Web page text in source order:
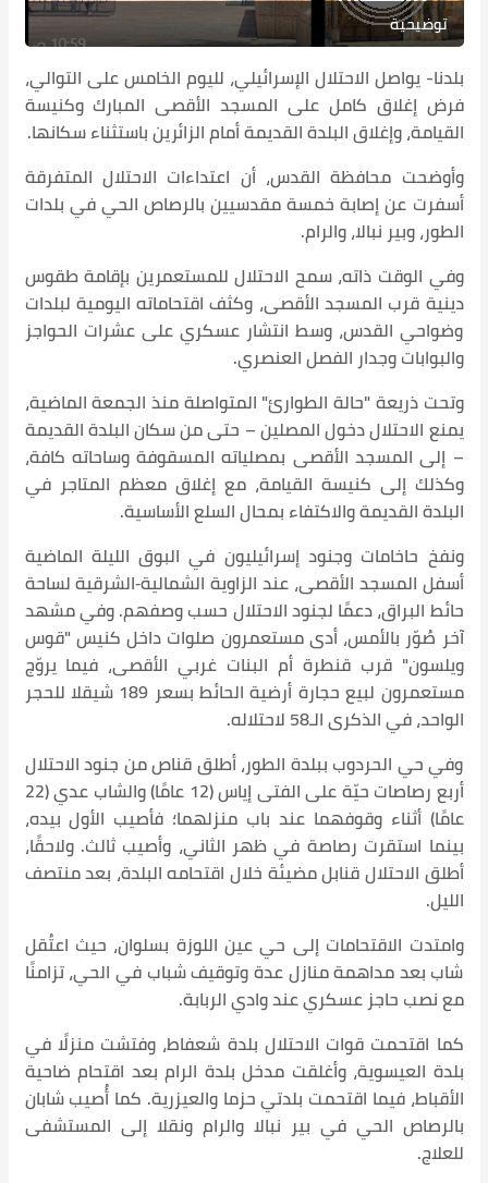
توضيحية
بلدنا- يواصل الاحتلال الإسرائيلي، لليوم الخامس على التوالي،
فرض إغلاق كامل على المسجد الأقصى المبارك وكنيسة
القيامة، وإغلاق البلدة القديمة أمام الزائرين باستثناء سكانها.
وأوضحت محافظة القدس، أن اعتداءات الاحتلال المتفرقة
أسفرت عن إصابة خمسة مقدسيين بالرصاص الحي في بلدات
الطور، وبير نبالا، والرام.
وفي الوقت ذاته، سمح الاحتلال للمستعمرين بإقامة طقوس
دينية قرب المسجد الأقصى، وكثف اقتحاماته اليومية لبلدات
وضواحي القدس، وسط انتشار عسكري على عشرات الحواجز
والبوابات وجدار الفصل العنصري.
وتحت ذريعة "حالة الطوارئ" المتواصلة منذ الجمعة الماضية،
يمنع الاحتلال دخول المصلين – حتى من سكان البلدة القديمة
– إلى المسجد الأقصى بمصلياته المسقوفة وساحاته كافة،
وكذلك إلى كنيسة القيامة، مع إغلاق معظم المتاجر في
البلدة القديمة والاكتفاء بمحال السلع الأساسية.
ونفخ حاخامات وجنود إسرائيليون في البوق الليلة الماضية
أسفل المسجد الأقصى، عند الزاوية الشمالية‑الشرقية لساحة
حائط البراق، دعمًا لجنود الاحتلال حسب وصفهم. وفي مشهد
آخر صُوّر بالأمس، أدى مستعمرون صلوات داخل كنيس "قوس
ويلسون" قرب قنطرة أم البنات غربي الأقصى، فيما يروّج
مستعمرون لبيع حجارة أرضية الحائط بسعر 189 شيقلا للحجر
الواحد، في الذكرى الـ58 لاحتلاله.
وفي حي الحردوب ببلدة الطور، أطلق قناص من جنود الاحتلال
أربع رصاصات حيّة على الفتى إياس (12 عامًا) والشاب عدي (22
عامًا) أثناء وقوفهما عند باب منزلهما؛ فأصيب الأول بيده،
بينما استقرت رصاصة في ظهر الثاني، وأصيب ثالث. ولاحقًا،
أطلق الاحتلال قنابل مضيئة خلال اقتحامه البلدة، بعد منتصف
الليل.
وامتدت الاقتحامات إلى حي عين اللوزة بسلوان، حيث اعتُقل
شاب بعد مداهمة منازل عدة وتوقيف شباب في الحي، تزامنًا
مع نصب حاجز عسكري عند وادي الربابة.
كما اقتحمت قوات الاحتلال بلدة شعفاط، وفتشت منزلًا في
بلدة العيسوية، وأغلقت مدخل بلدة الرام بعد اقتحام ضاحية
الأقباط، فيما اقتحمت بلدتي حزما والعيزرية. كما أُصيب شابان
بالرصاص الحي في بير نبالا والرام ونقلا إلى المستشفى
للعلاج.